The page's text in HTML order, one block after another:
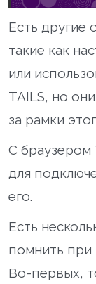
Есть другие
такие как
или
TAILS, но
за рамки
С браузером
для
его.
Есть
помнить при
Во-первых,